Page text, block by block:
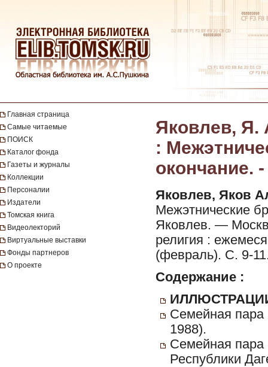
Главная страница
Самые читаемые
ПОИСК
Каталог фонда
Газеты и журналы
Коллекции
Персоналии
Издатели
Томская книга
Видеолекторий
Виртуальные выставки
Фонды партнеров
О проекте
Яковлев, Я.
:
окончание.
Яковлев, Яков
Межэтнические
Яковлев. —
религия :
(февраль). С. 9-
Содержание :
Семейная пара
1988).
Семейная пара
Республики